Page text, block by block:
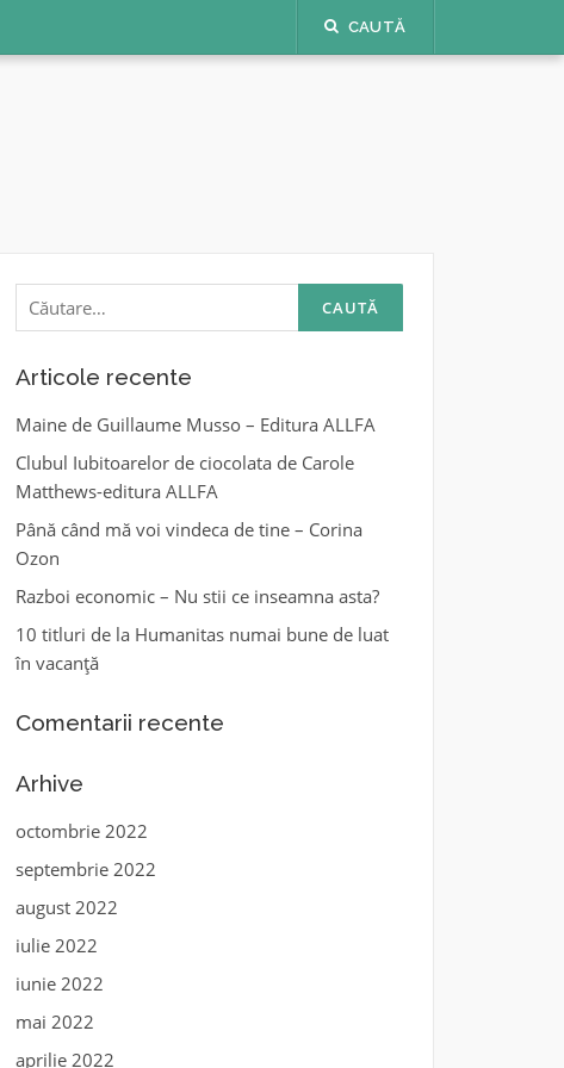
CAUTĂ
Caută
după:
Articole recente
Maine de Guillaume Musso – Editura ALLFA
Clubul Iubitoarelor de ciocolata de Carole
Matthews-editura ALLFA
Până când mă voi vindeca de tine – Corina
Ozon
Razboi economic – Nu stii ce inseamna asta?
10 titluri de la Humanitas numai bune de luat
în vacanță
Comentarii recente
Arhive
octombrie 2022
septembrie 2022
august 2022
iulie 2022
iunie 2022
mai 2022
aprilie 2022